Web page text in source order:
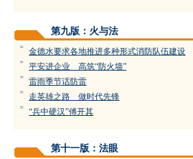
第九版：火与法
= 金德水要求各地推进多种形式消防队伍建设
= 平安进企业 高筑“防火墙”
= 雷雨季节话防雷
= 走英雄之路 做时代先锋
= “兵中硬汉”傅开其
第十一版：法眼